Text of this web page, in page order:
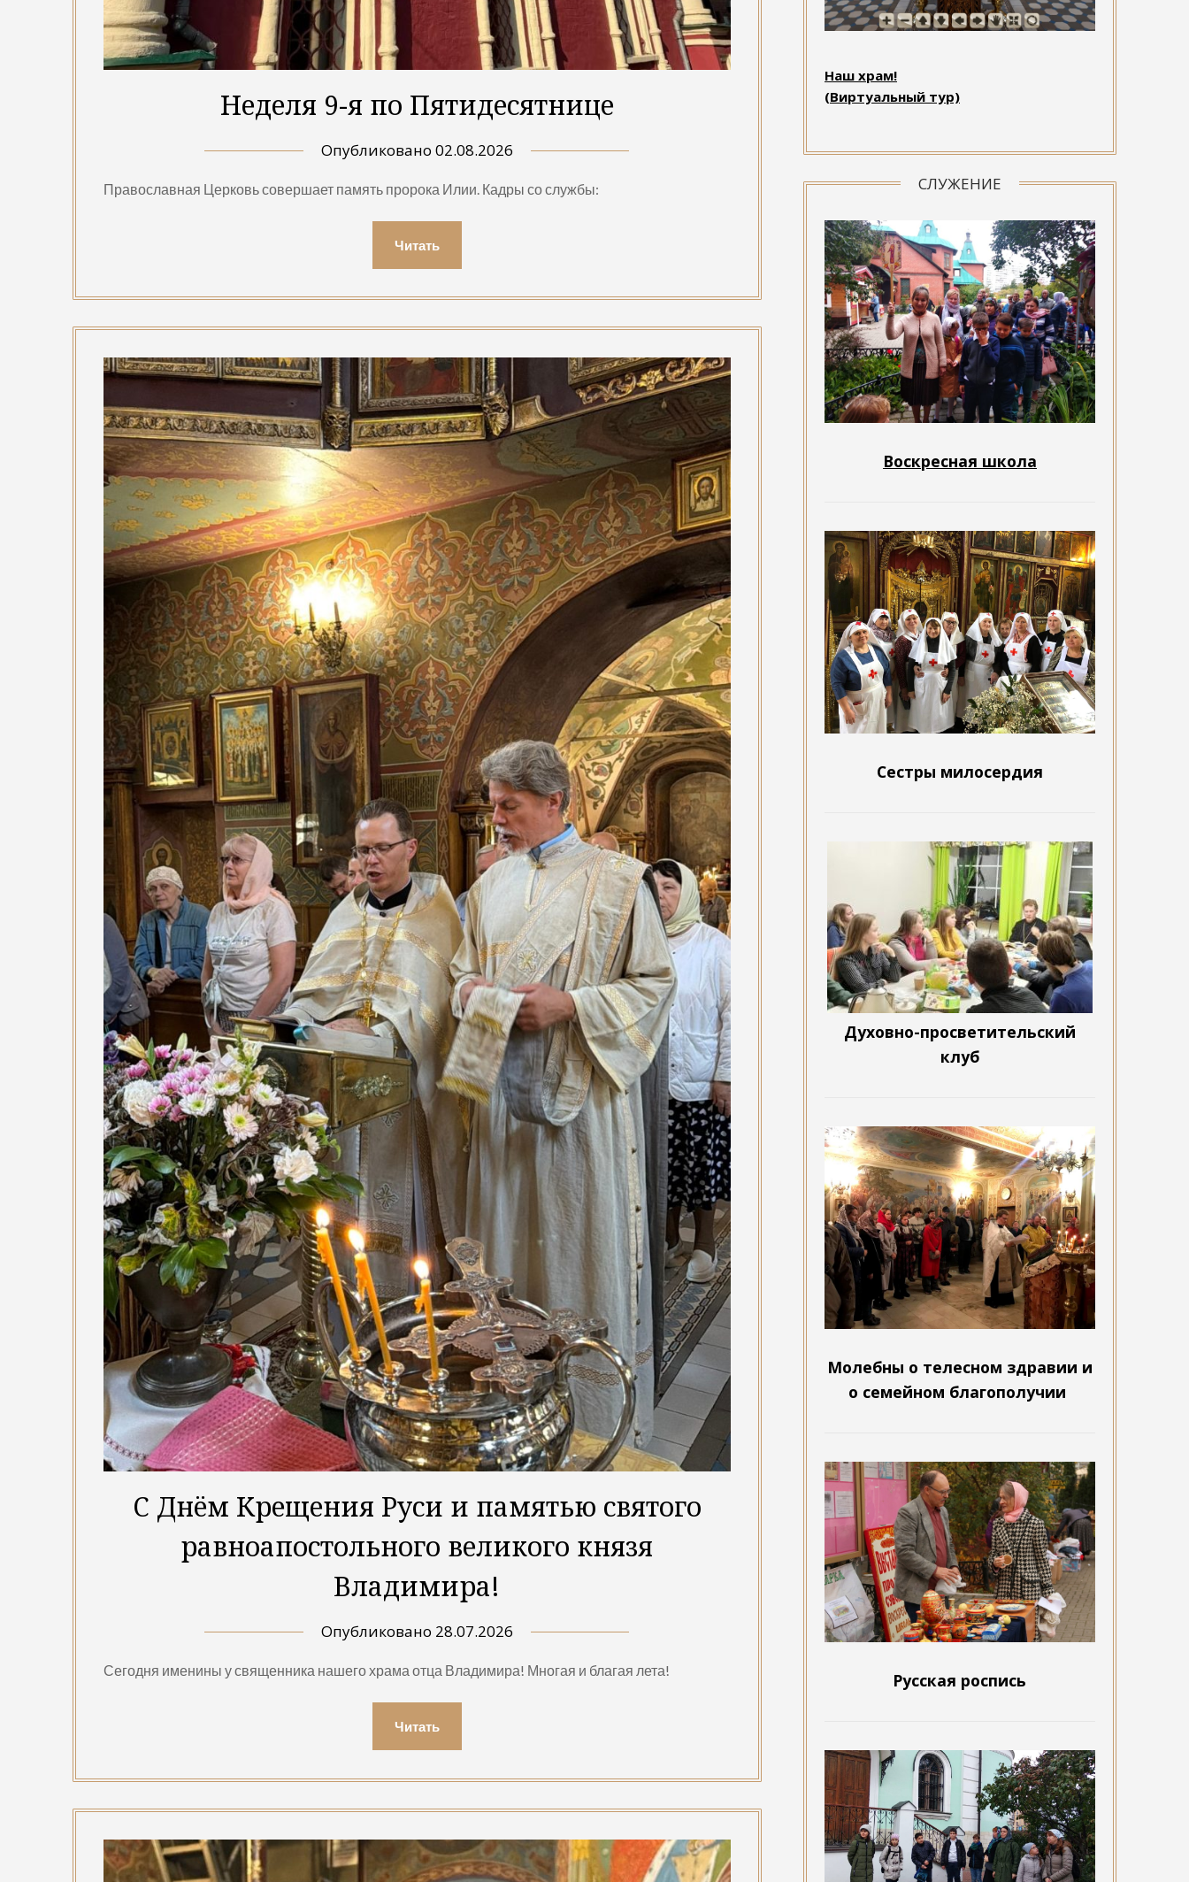
Неделя 9-я по Пятидесятнице
Опубликовано 02.08.2026
Православная Церковь совершает память пророка Илии. Кадры со службы:
Читать
С Днём Крещения Руси и памятью святого
равноапостольного великого князя
Владимира!
Опубликовано 28.07.2026
Сегодня именины у священника нашего храма отца Владимира! Многая и благая лета!
Читать
Наш храм!
(Виртуальный тур)
СЛУЖЕНИЕ
Воскресная школа
Сестры милосердия
Духовно-просветительский
клуб
Молебны о телесном здравии и
о семейном благополучии
Русская роспись